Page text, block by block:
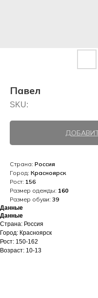
Павел
SKU:
Страна: Россия
Город: Красноярск
Рост: 156
Размер одежды: 160
Размер обуви: 39
Данные
Данные
Страна: Россия
Город: Красноярск
Рост: 150-162
Возраст: 10-13